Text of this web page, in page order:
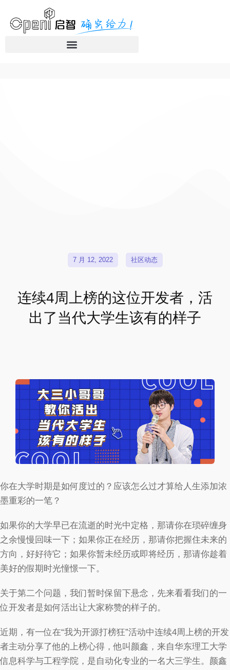
7 月 12, 2022 社区动态
连续4周上榜的这位开发者，活
出了当代大学生该有的样子
你在大学时期是如何度过的？应该怎么过才算给人生添加浓
墨重彩的一笔？
如果你的大学早已在流逝的时光中定格，那请你在琐碎缠身
之余慢慢回味一下；如果你正在经历，那请你把握住未来的
方向，好好待它；如果你暂未经历或即将经历，那请你趁着
美好的假期时光憧憬一下。
关于第二个问题，我们暂时保留下悬念，先来看看我们的一
位开发者是如何活出让大家称赞的样子的。
近期，有一位在“我为开源打榜狂”活动中连续4周上榜的开发
者主动分享了他的上榜心得，他叫颜鑫，来自华东理工大学
信息科学与工程学院，是自动化专业的一名大三学生。颜鑫